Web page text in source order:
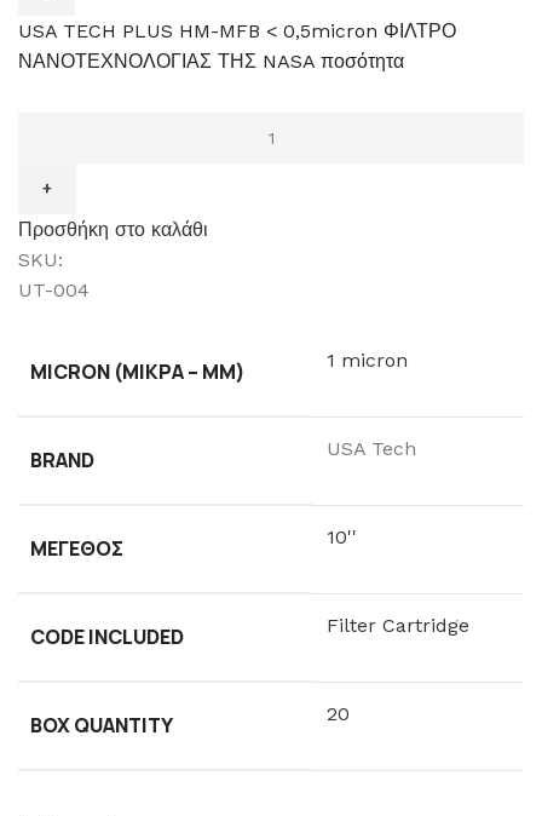
USA TECH PLUS HM-MFB < 0,5micron ΦΙΛΤΡΟ
ΝΑΝΟΤΕΧΝΟΛΟΓΙΑΣ ΤΗΣ NASA ποσότητα
Προσθήκη στο καλάθι
SKU:
UT-004
MICRON (ΜΙΚΡΆ – ΜM) 1 micron
BRAND USA Tech
ΜΈΓΕΘΟΣ 10''
CODE INCLUDED Filter Cartridge
BOX QUANTITY 20